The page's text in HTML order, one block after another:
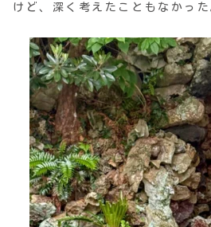
けど、深く考えたこともなかった